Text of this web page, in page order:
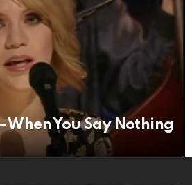
When You Say Nothing